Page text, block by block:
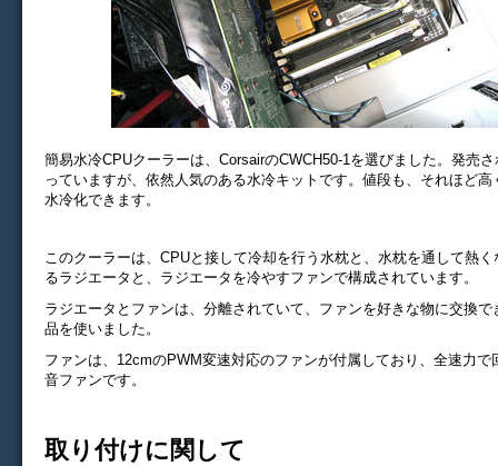
簡易水冷CPUクーラーは、CorsairのCWCH50-1を選びました。発売
っていますが、依然人気のある水冷キットです。値段も、それほど
水冷化できます。
このクーラーは、CPUと接して冷却を行う水枕と、水枕を通して熱
るラジエータと、ラジエータを冷やすファンで構成されています。
ラジエータとファンは、分離されていて、ファンを好きな物に交換
品を使いました。
ファンは、12cmのPWM変速対応のファンが付属しており、全速力で
音ファンです。
取り付けに関して